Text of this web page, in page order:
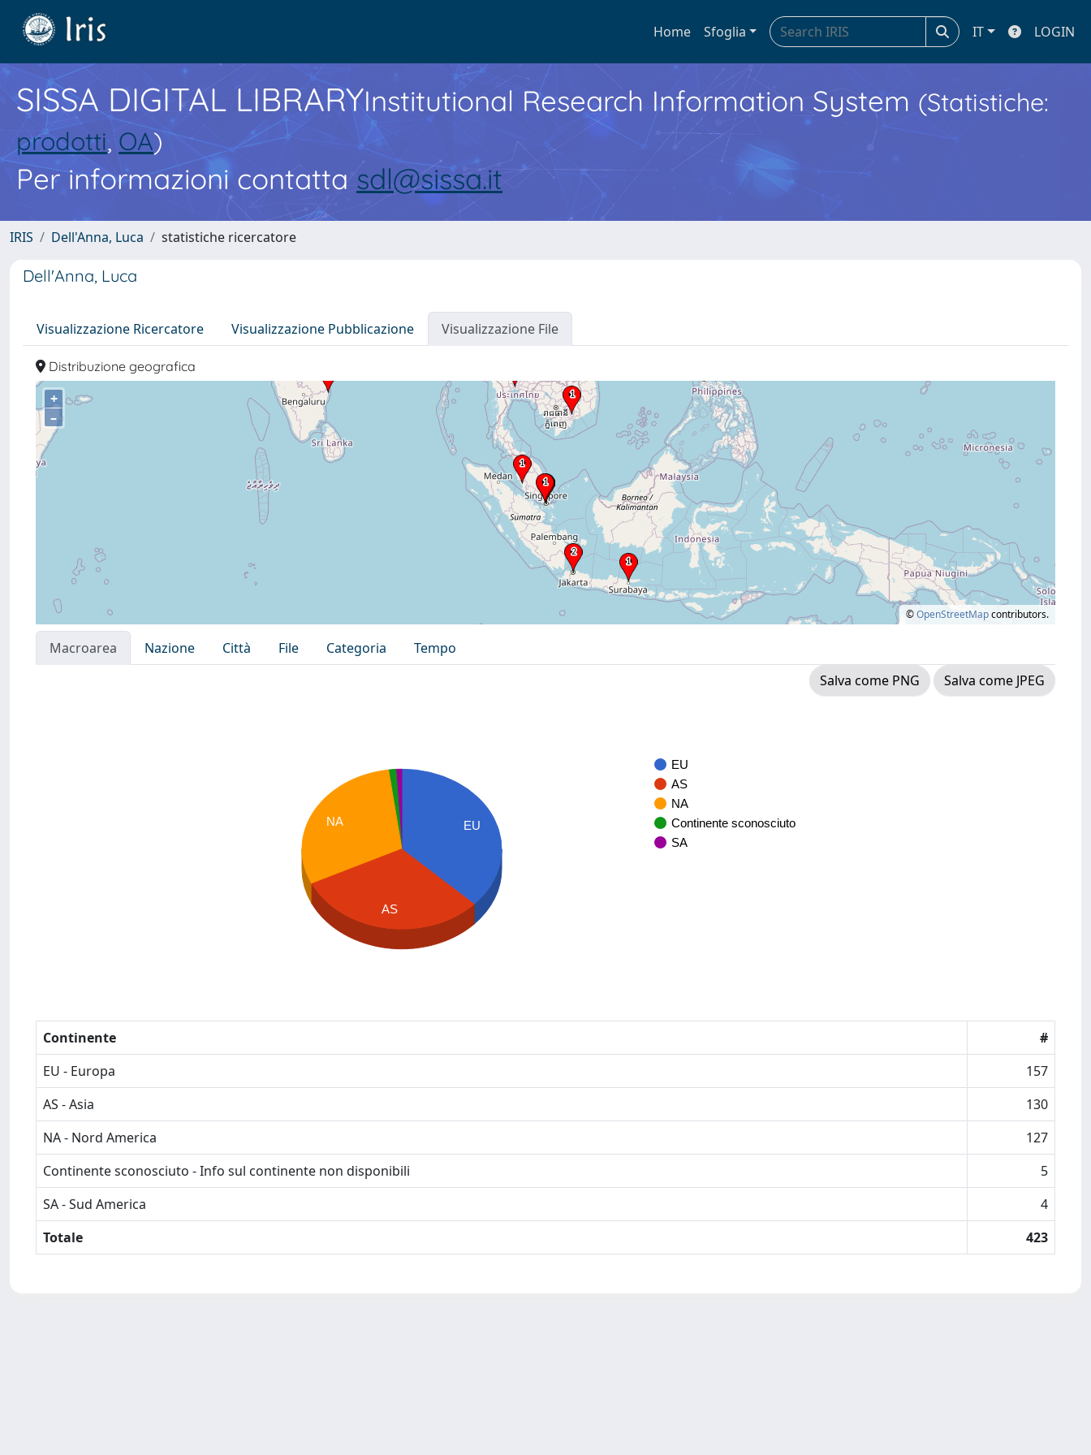
Home Sfoglia IT LOGIN
SISSA DIGITAL LIBRARYInstitutional Research Information System (Statistiche:
prodotti, OA)
Per informazioni contatta sdl@sissa.it
IRIS Dell'Anna, Luca statistiche ricercatore
Dell'Anna, Luca
Visualizzazione Ricercatore Visualizzazione Pubblicazione Visualizzazione File
Distribuzione geografica
+
–
©OpenStreetMapcontributors.
Macroarea Nazione Città File Categoria
Tempo
Salva come PNG
Salva come JPEG
EU
AS
NA
Continente sconosciuto
SA
EU
NA
AS
Continente
#
EU - Europa
157
AS - Asia
130
NA - Nord America
127
Continente sconosciuto - Info sul continente non disponibili
5
SA - Sud America
4
Totale
423